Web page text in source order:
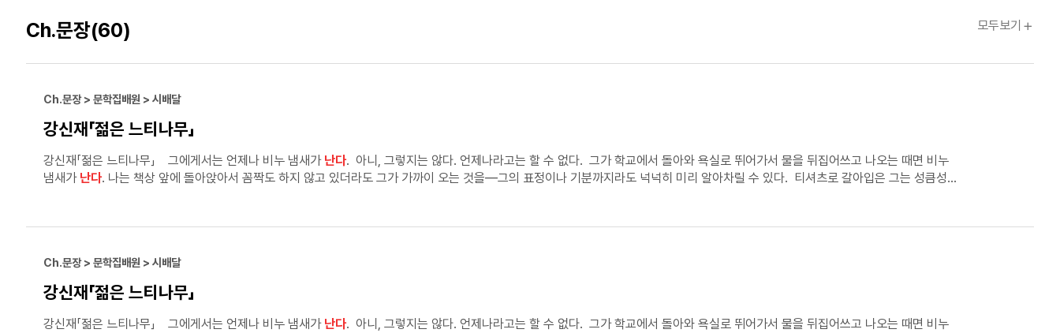
Ch.문장(60)
Ch.문장 > 문학집배원 > 시배달
강신재「젊은 느티나무」
강신재「젊은 느티나무」 그에게서는 언제나 비누 냄새가 난다. 아니, 그렇지는 않다. 언제나라고는 할 수 없다. 그가 학교에서 돌아와 욕실로 뛰어가서 물을 뒤집어쓰고 나오는 때면 비누
냄새가 난다. 나는 책상 앞에 돌아앉아서 꼼짝도 하지 않고 있더라도 그가 가까이 오는 것을―그의 표정이나 기분까지라도 넉넉히 미리 알아차릴 수 있다. 티셔츠로 갈아입은 그는 성큼성큼
Ch.문장 > 문학집배원 > 시배달
강신재「젊은 느티나무」
강신재「젊은 느티나무」 그에게서는 언제나 비누 냄새가 난다. 아니, 그렇지는 않다. 언제나라고는 할 수 없다. 그가 학교에서 돌아와 욕실로 뛰어가서 물을 뒤집어쓰고 나오는 때면 비누
Ch.
모두보기